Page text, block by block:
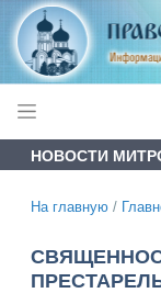
НОВОСТИ
На главную /